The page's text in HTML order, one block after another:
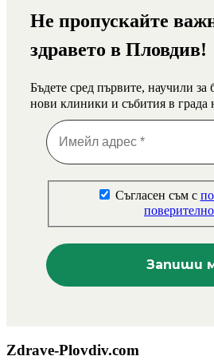
Не пропускайте
здравето в Пловдив!
Бъдете сред първите, научили за
нови клиники и събития в града
Съгласен съм с
Zdrave-Plovdiv.com